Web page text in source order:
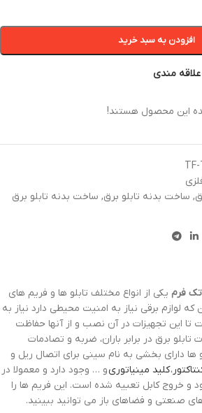
افزودن به سبد خرید
مندی
این محصول هستند!
TF-
, ساخت بدنه تابلو برق, ساخت بدنه تابلو برق
یکی از انواع مختلف تابلو ها و فریم های
لوازم برقی نیاز به امنیت محیطی دارد نیاز به
تا این تجهیزات در آن نصب و از آنها حفاظت
برق در برابر باران، ضربه و تصادمات
دارای بخشی به نام سینی برای اتصال ریل و
،کلید مینیاتوریو … وجود دارد و معمولا در
خروج کابل تعبیه شده است. این فریم ها را
صنعتی و فضاهای باز می توانید ببینید.